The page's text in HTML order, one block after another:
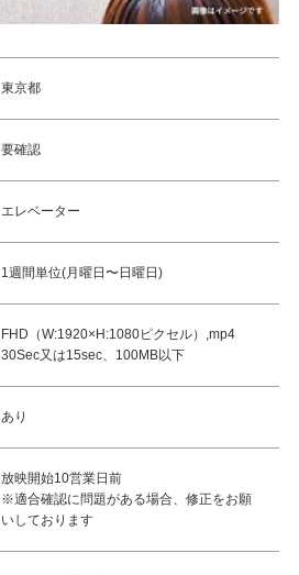
東京都
要確認
エレベーター
1週間単位(月曜日〜日曜日)
FHD（W:1920×H:1080ピクセル）,mp4
30Sec又は15sec、100MB以下
あり
放映開始10営業日前
※適合確認に問題がある場合、修正をお願
いしております